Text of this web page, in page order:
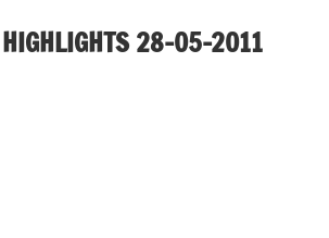
28-05-2011